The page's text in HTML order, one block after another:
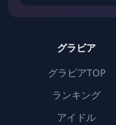
グラビア
グラビアTOP
ランキング
アイドル